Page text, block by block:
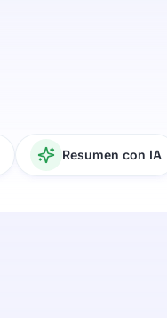
Resumen con IA